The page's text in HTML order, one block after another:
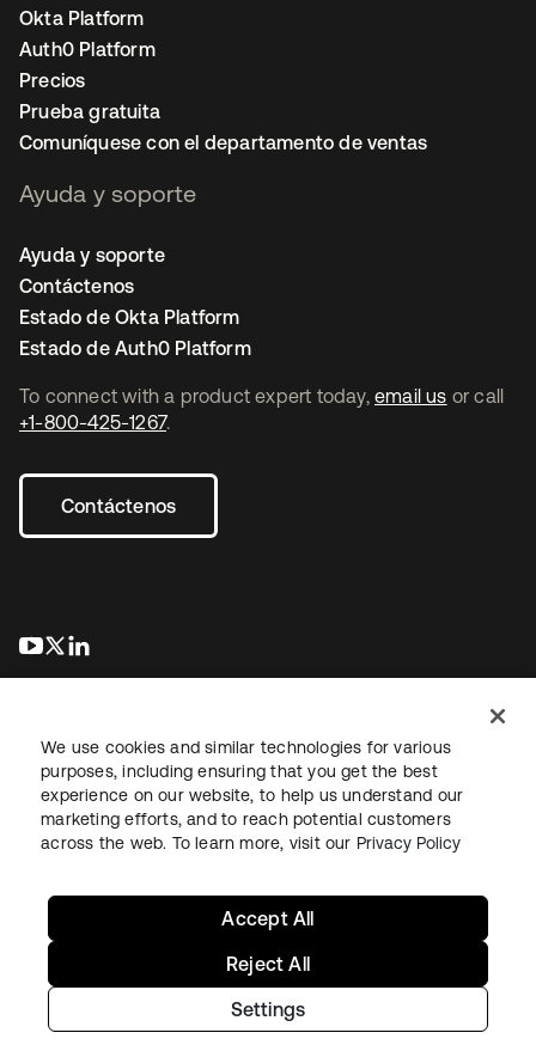
To connect with a product expert today, email us or call
+1-800-425-1267.
Contáctenos
se abre en una pestaña nueva
se abre en una pestaña nueva
Okta Platform
Auth0 Platform
Precios
Prueba gratuita
Comuníquese con el departamento de ventas
Ayuda y soporte
Ayuda y soporte
Contáctenos
Estado de Okta Platform
Estado de Auth0 Platform
Información legalPolítica de privacidadTérminos del sitio
Seguridad Mapa del sitioPreferencias de cookies
Copyright © 2026 Okta. Todos los derechos reservados.
We use cookies and similar technologies for various
purposes, including ensuring that you get the best
experience on our website, to help us understand our
marketing efforts, and to reach potential customers
across the web. To learn more, visit our Privacy Policy
Settings
Reject All
Accept All